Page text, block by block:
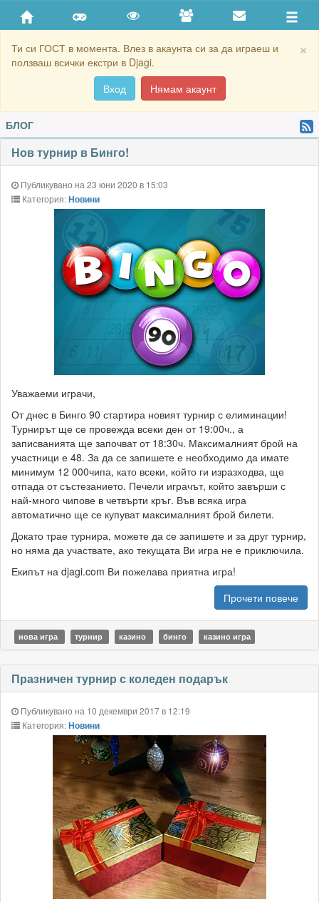
×
Ти си ГОСТ в момента. Влез в акаунта си за да играеш и
ползваш всички екстри в Djagi.
Вход
Нямам акаунт
БЛОГ
Нов турнир в Бинго!
Публикувано на 23 юни 2020 в 15:03
Категория:Новини
Уважаеми играчи,
От днес в Бинго 90 стартира новият турнир с елиминации!
Турнирът ще се провежда всеки ден от 19:00ч., а
записванията ще започват от 18:30ч. Максималният брой на
участници е 48. За да се запишете е необходимо да имате
минимум 12 000чипа, като всеки, който ги изразходва, ще
отпада от състезанието. Печели играчът, който завърши с
най-много чипове в четвърти кръг. Във всяка игра
автоматично ще се купуват максималният брой билети.
Докато трае турнира, можете да се запишете и за друг турнир,
но няма да участвате, ако текущата Ви игра не е приключила.
Екипът на djagi.com Ви пожелава приятна игра!
Прочети повече
нова игра турнир казино бинго казино игра
Празничен турнир с коледен подарък
Публикувано на 10 декември 2017 в 12:19
Категория:Новини